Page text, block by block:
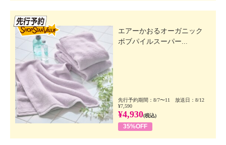
エアーかおるオーガニック
ボブパイルスーパー...
先行予約期間：8/7〜11 放送日：8/12
¥7,590
¥4,930(税込)
35%OFF